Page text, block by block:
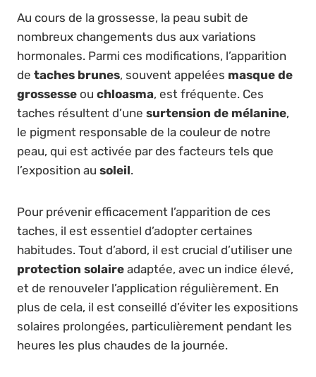
Au cours de la grossesse, la peau subit de
nombreux changements dus aux variations
hormonales. Parmi ces modifications, l’apparition
de taches brunes, souvent appelées masque de
grossesse ou chloasma, est fréquente. Ces
taches résultent d’une surtension de mélanine,
le pigment responsable de la couleur de notre
peau, qui est activée par des facteurs tels que
l’exposition au soleil.
Pour prévenir efficacement l’apparition de ces
taches, il est essentiel d’adopter certaines
habitudes. Tout d’abord, il est crucial d’utiliser une
protection solaire adaptée, avec un indice élevé,
et de renouveler l’application régulièrement. En
plus de cela, il est conseillé d’éviter les expositions
solaires prolongées, particulièrement pendant les
heures les plus chaudes de la journée.